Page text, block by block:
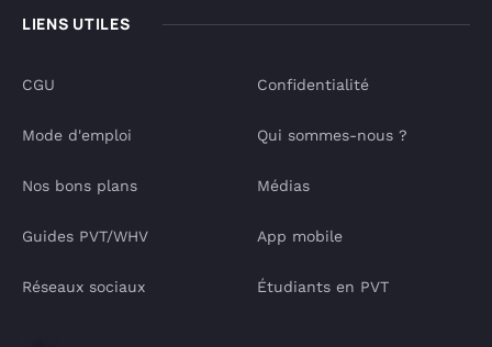
LIENS UTILES
CGU
Mode d'emploi
Nos bons plans
Guides PVT/WHV
Réseaux sociaux
Confidentialité
Qui sommes-nous ?
Médias
App mobile
Étudiants en PVT